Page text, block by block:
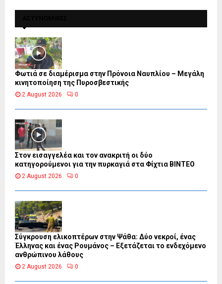
Φωτιά σε διαμέρισμα στην Πρόνοια Ναυπλίου – Μεγάλη
κινητοποίηση της Πυροσβεστικής
2 August 2026 0
Στον εισαγγελέα και τον ανακριτή οι δύο
κατηγορούμενοι για την πυρκαγιά στα Φίχτια ΒΙΝΤΕΟ
2 August 2026 0
Σύγκρουση ελικοπτέρων στην Ψάθα: Δύο νεκροί, ένας
Έλληνας και ένας Ρουμάνος – Εξετάζεται το ενδεχόμενο
ανθρώπινου λάθους
2 August 2026 0